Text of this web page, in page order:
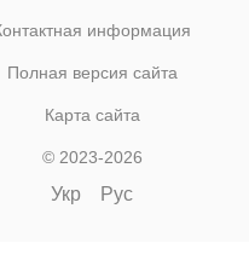
информация
Полная версия сайта
Карта сайта
© 2023-2026
Укр Рус